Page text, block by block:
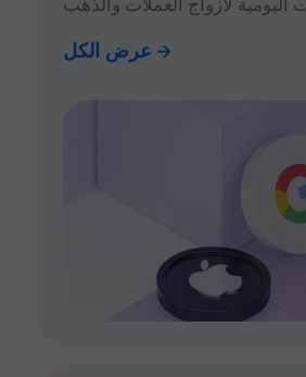
اليومية لأزواج العملات والذهب
عرض الكل